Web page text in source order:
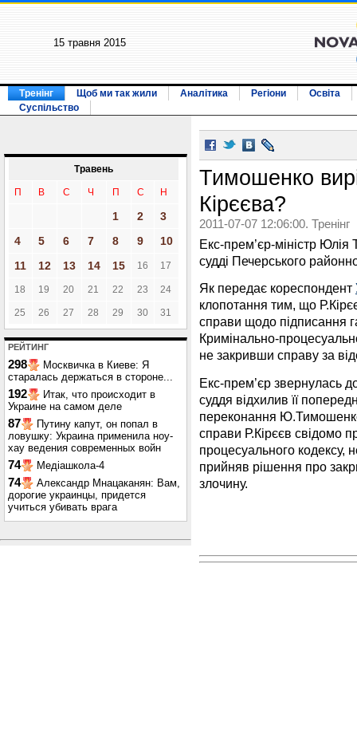
15 травня 2015
Тренінг Щоб ми так жили Аналітика Регіони
Освіта
Суспільство
Травень
П В С Ч П С Н
1 2
3
4
5 6 7 8 9
10
11
12 13 14 15 16 17
18 19 20 21 22 23 24
25 26 27 28 29 30 31
РЕЙТИНГ
298
Москвичка в Киеве: Я
старалась держаться в стороне...
192
Итак, что происходит в
Украине на самом деле
87
Путину капут, он попал в
ловушку: Украина применила ноу-
хау ведения современных войн
74 Медіашкола-4
74
Александр Мнацаканян: Вам,
дорогие украинцы, придется
учиться убивать врага
Тимошенко
Кірєєва?
2011-07-07 12:06:00. Тренінг
Екс-прем’єр-міністр
судді Печерського
Як передає кореспондент
клопотання тим, що
справи щодо підписання
Кримінально-
не закривши справу за
Екс-прем’єр звернулась
суддя відхилив її
переконання
справи Р.Кірєєв свідомо
процесуального кодексу,
прийняв рішення про
злочину.